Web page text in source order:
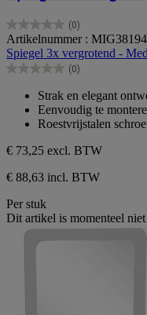
(0)
0.0
van
de
5
Artikelnummer :
Spiegel 3x vergrotend -
(0)
0.0
sterren.
Strak en elegant
Eenvoudig te
Roestvrijstalen
€ 73,25 excl. BTW
€ 88,63 incl. BTW
Per stuk
Dit artikel is momenteel